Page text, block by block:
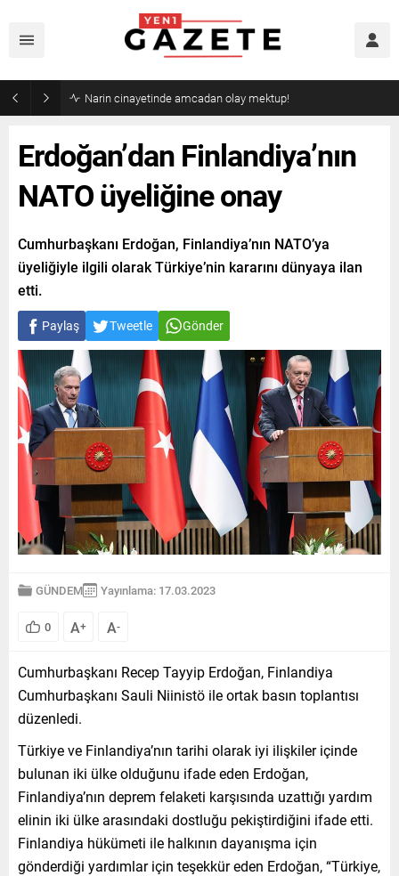
Narin cinayetinde amcadan olay mektup!
Erdoğan’dan Finlandiya’nın
NATO üyeliğine onay
Cumhurbaşkanı Erdoğan, Finlandiya’nın NATO’ya
üyeliğiyle ilgili olarak Türkiye’nin kararını dünyaya ilan
etti.
Paylaş Tweetle Gönder
GÜNDEM Yayınlama: 17.03.2023
0 A+ A-
Cumhurbaşkanı Recep Tayyip Erdoğan, Finlandiya
Cumhurbaşkanı Sauli Niinistö ile ortak basın toplantısı
düzenledi.
Türkiye ve Finlandiya’nın tarihi olarak iyi ilişkiler içinde
bulunan iki ülke olduğunu ifade eden Erdoğan,
Finlandiya’nın deprem felaketi karşısında uzattığı yardım
elinin iki ülke arasındaki dostluğu pekiştirdiğini ifade etti.
Finlandiya hükümeti ile halkının dayanışma için
gönderdiği yardımlar için teşekkür eden Erdoğan, “Türkiye,